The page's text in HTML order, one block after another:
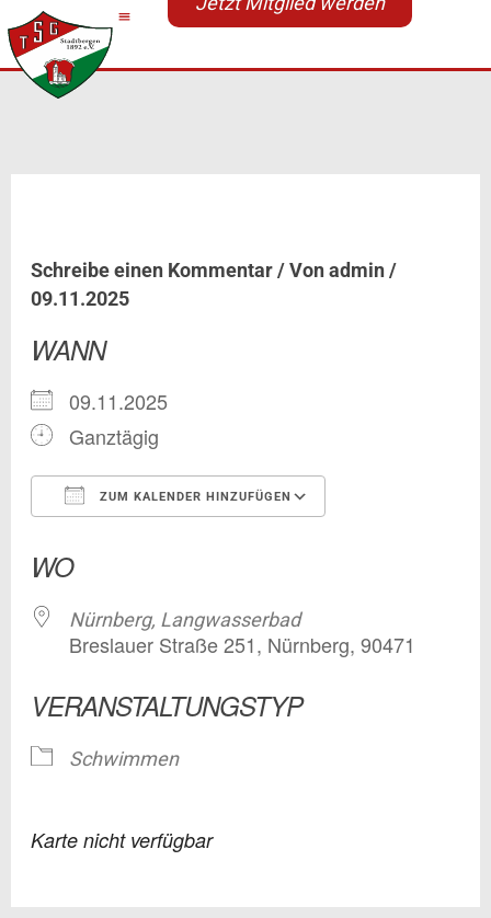
Zum
Inhalt
springen
Schreibe einen Kommentar / Vonadmin/
09.11.2025
WANN
09.11.2025
Ganztägig
ZUM KALENDER HINZUFÜGEN
WO
Nürnberg, Langwasserbad
Breslauer Straße 251, Nürnberg, 90471
VERANSTALTUNGSTYP
Schwimmen
Karte nicht verfügbar